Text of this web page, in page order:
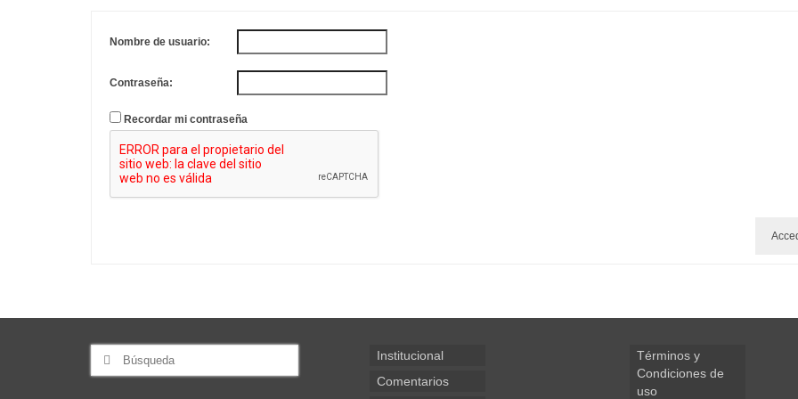
Nombre de usuario:
Contraseña:
Recordar mi contraseña
Buscar
Institucional
Comentarios
Términos y
Condiciones de
uso